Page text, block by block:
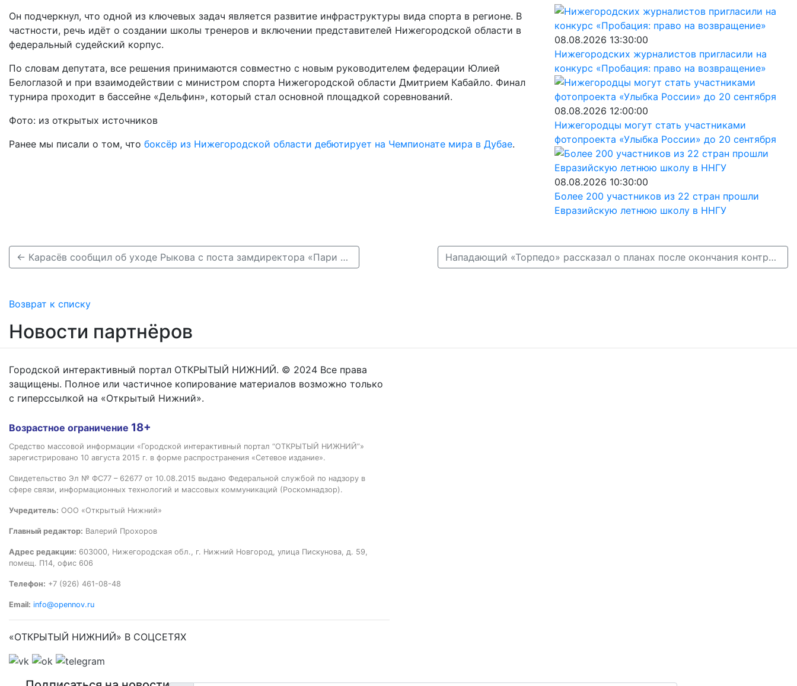
Он подчеркнул, что одной из ключевых задач является развитие инфраструктуры вида спорта в регионе. В
частности, речь идёт о создании школы тренеров и включении представителей Нижегородской области в
федеральный судейский корпус.
По словам депутата, все решения принимаются совместно с новым руководителем федерации Юлией
Белоглазой и при взаимодействии с министром спорта Нижегородской области Дмитрием Кабайло. Финал
турнира проходит в бассейне «Дельфин», который стал основной площадкой соревнований.
Фото: из открытых источников
Ранее мы писали о том, что боксёр из Нижегородской области дебютирует на Чемпионате мира в Дубае.
08.08.2026 13:30:00
Нижегородских журналистов пригласили на
конкурс «Пробация: право на возвращение»
08.08.2026 12:00:00
Нижегородцы могут стать участниками
фотопроекта «Улыбка России» до 20 сентября
08.08.2026 10:30:00
Более 200 участников из 22 стран прошли
Евразийскую летнюю школу в ННГУ
← Карасёв сообщил об уходе Рыкова с поста замдиректора «Пари НН» Нападающий «Торпедо» рассказал о планах после окончания контракта →
Возврат к списку
Новости партнёров
Городской интерактивный портал ОТКРЫТЫЙ НИЖНИЙ. © 2024 Все права
защищены. Полное или частичное копирование материалов возможно только
с гиперссылкой на «Открытый Нижний».
Возрастное ограничение 18+
Средство массовой информации «Городской интерактивный портал “ОТКРЫТЫЙ НИЖНИЙ”»
зарегистрировано 10 августа 2015 г. в форме распространения «Сетевое издание».
Свидетельство Эл № ФС77 – 62677 от 10.08.2015 выдано Федеральной службой по надзору в
сфере связи, информационных технологий и массовых коммуникаций (Роскомнадзор).
Учредитель: ООО «Открытый Нижний»
Главный редактор: Валерий Прохоров
Адрес редакции: 603000, Нижегородская обл., г. Нижний Новгород, улица Пискунова, д. 59,
помещ. П14, офис 606
Телефон: +7 (926) 461-08-48
Email: info@opennov.ru
«ОТКРЫТЫЙ НИЖНИЙ» В СОЦСЕТЯХ